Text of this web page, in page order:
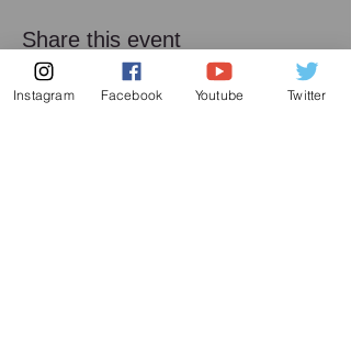
Share this event
Instagram Facebook Youtube Twitter